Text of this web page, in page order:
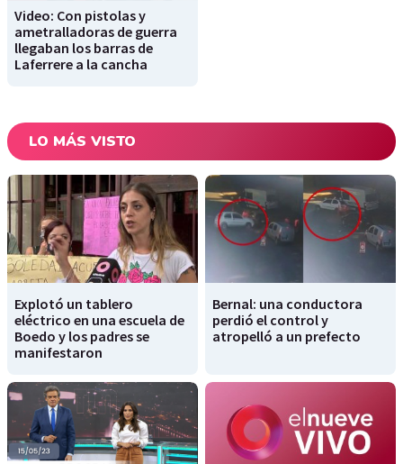
Video: Con pistolas y
ametralladoras de guerra
llegaban los barras de
Laferrere a la cancha
LO MÁS VISTO
Explotó un tablero
eléctrico en una escuela de
Boedo y los padres se
manifestaron
Bernal: una conductora
perdió el control y
atropelló a un prefecto